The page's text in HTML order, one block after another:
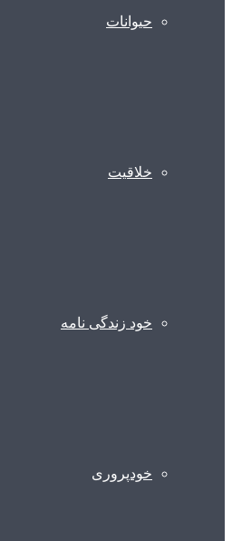
حیوانات
خلاقیت
خود زندگی نامه
خودپروری